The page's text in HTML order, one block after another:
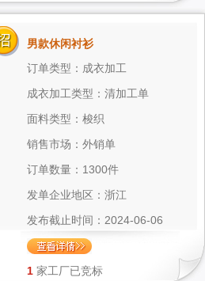
男款休闲衬衫
订单类型：成衣加工
成衣加工类型：清加工单
面料类型：梭织
销售市场：外销单
订单数量：1300件
发单企业地区：浙江
发布截止时间：2024-06-06
1 家工厂已竞标